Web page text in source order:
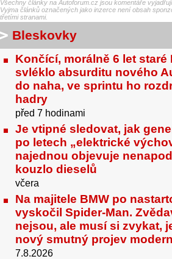
Všechny články na Autoforum.cz jsou komentáře
Vyjma článků označených jako inzerce není obsah
třetími stranami.
Bleskovky
Končící, morálně 6 let staré
svléklo absurditu nového
do naha, ve sprintu ho
hadry
před 7 hodinami
Je vtipné sledovat, jak
po letech „elektrické
najednou objevuje
kouzlo dieselů
včera
Na majitele BMW po
vyskočil Spider-Man.
nejsou, ale musí si zvykat,
nový smutný projev
7.8.2026